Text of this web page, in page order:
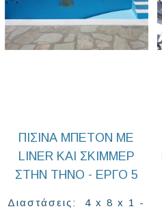
ΠΙΣΊΝΑ ΜΠΕΤΌΝ ΜΕ
LINER ΚΑΙ ΣΚΊΜΜΕΡ
ΣΤΗΝ ΤΉΝΟ - ΈΡΓΟ 5
Διαστάσεις: 4 x 8 x 1 -